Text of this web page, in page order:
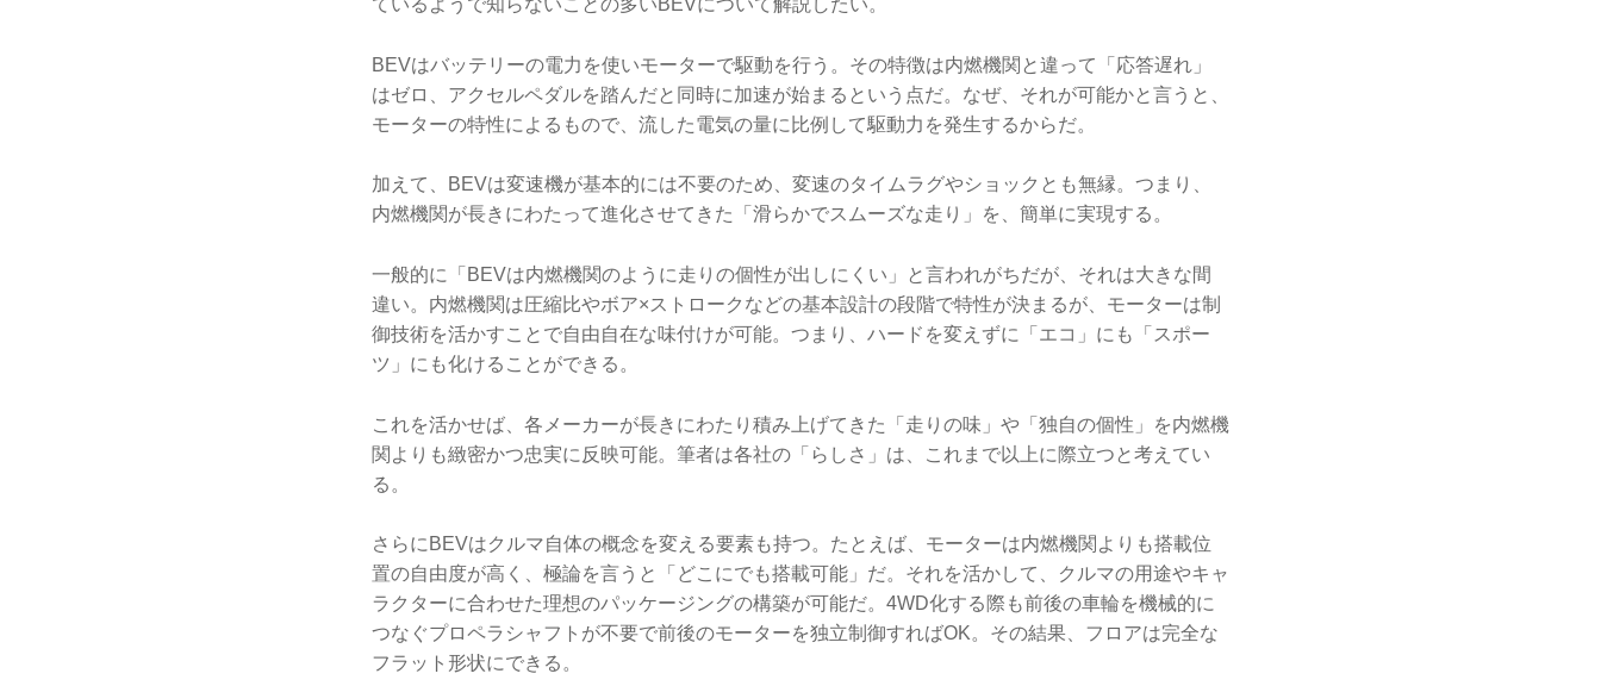
ているようで知らないことの多いBEVについて解説したい。
BEVはバッテリーの電力を使いモーターで駆動を行う。その特徴は内燃機関と違って「応答遅れ」
はゼロ、アクセルペダルを踏んだと同時に加速が始まるという点だ。なぜ、それが可能かと言うと、
モーターの特性によるもので、流した電気の量に比例して駆動力を発生するからだ。
加えて、BEVは変速機が基本的には不要のため、変速のタイムラグやショックとも無縁。つまり、
内燃機関が長きにわたって進化させてきた「滑らかでスムーズな走り」を、簡単に実現する。
一般的に「BEVは内燃機関のように走りの個性が出しにくい」と言われがちだが、それは大きな間
違い。内燃機関は圧縮比やボア×ストロークなどの基本設計の段階で特性が決まるが、モーターは制
御技術を活かすことで自由自在な味付けが可能。つまり、ハードを変えずに「エコ」にも「スポー
ツ」にも化けることができる。
これを活かせば、各メーカーが長きにわたり積み上げてきた「走りの味」や「独自の個性」を内燃機
関よりも緻密かつ忠実に反映可能。筆者は各社の「らしさ」は、これまで以上に際立つと考えてい
る。
さらにBEVはクルマ自体の概念を変える要素も持つ。たとえば、モーターは内燃機関よりも搭載位
置の自由度が高く、極論を言うと「どこにでも搭載可能」だ。それを活かして、クルマの用途やキャ
ラクターに合わせた理想のパッケージングの構築が可能だ。4WD化する際も前後の車輪を機械的に
つなぐプロペラシャフトが不要で前後のモーターを独立制御すればOK。その結果、フロアは完全な
フラット形状にできる。